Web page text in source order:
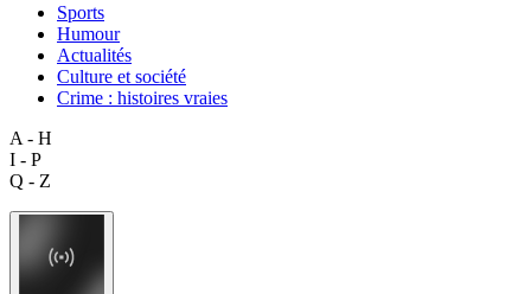
Sports
Humour
Actualités
Culture et société
Crime : histoires vraies
A - H
I - P
Q - Z